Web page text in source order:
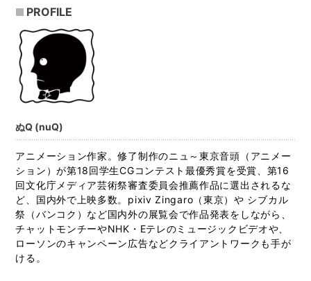
PROFILE
ぬQ (nuQ)
アニメーション作家。修了制作のニュ～東京音頭（アニメー
ション）が第18回学生CGコンテスト最優秀賞を受賞、第16
回文化庁メディア芸術祭審査委員会推薦作品に選出されるな
ど、国内外で上映多数。pixiv Zingaro（東京）や シブカル
祭（バンコク）など国内外の展覧会で作品発表をしながら、
チャットモンチーやNHK・Eテレのミュージックビデオや、
ローソンのキャンペーン広告などクライアントワークも手が
ける。